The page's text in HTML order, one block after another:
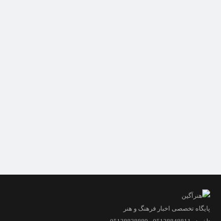
پایگاه تخصصی اخبار فرهنگ و هنر